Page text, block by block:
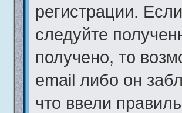
регистрации.
следуйте
получено, то
email либо он
что ввели